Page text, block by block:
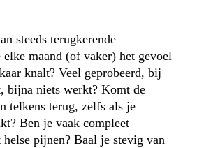
steeds terugkerende
maand (of vaker) het gevoel
knalt? Veel geprobeerd, bij
bijna niets werkt? Komt de
telkens terug, zelfs als je
Ben je vaak compleet
pijnen? Baal je stevig van